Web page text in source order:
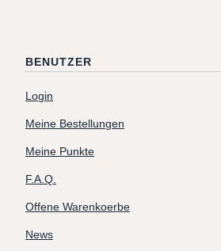
BENUTZER
Login
Meine Bestellungen
Meine Punkte
F.A.Q.
Offene Warenkoerbe
News